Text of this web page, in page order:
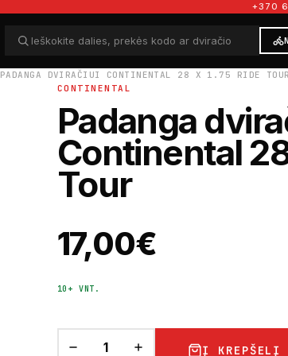
+370
Ieškoti dalių
Ieškoti
PADANGA DVIRAČIUI CONTINENTAL 28 X 1.75 RIDE TOUR
CONTINENTAL
Padanga
Continental
Tour
17,00€
10+ VNT.
Į KREPŠELĮ